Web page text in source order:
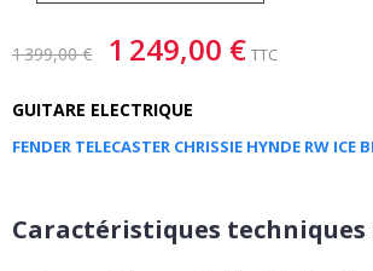
1 399,00 € 1 249,00 € TTC
GUITARE ELECTRIQUE
FENDER TELECASTER CHRISSIE HYNDE RW ICE
Caractéristiques techniques